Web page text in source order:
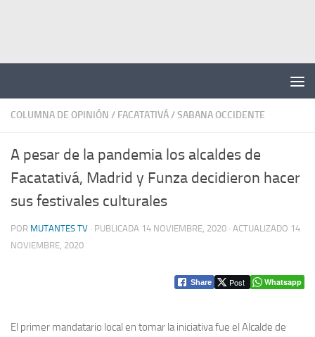
COLUMNA DE OPINIÓN / FACATATIVÁ/SABANA OCCIDENTE
A pesar de la pandemia los alcaldes de
Facatativá, Madrid y Funza decidieron hacer
sus festivales culturales
POR MUTANTES TV · PUBLICADA 14 NOVIEMBRE, 2020 · ACTUALIZADO 14
NOVIEMBRE, 2020
Share Post Whatsapp
El primer mandatario local en tomar la iniciativa fue el Alcalde de